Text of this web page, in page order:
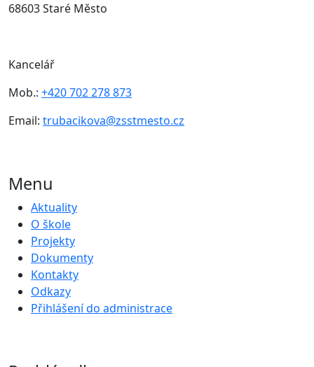
68603 Staré Město
Kancelář
Mob.: +420 702 278 873
Email: trubacikova@zsstmesto.cz
Menu
Aktuality
O škole
Projekty
Dokumenty
Kontakty
Odkazy
Přihlášení do administrace